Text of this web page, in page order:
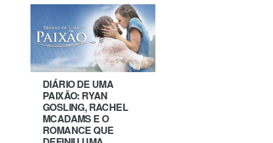
DIÁRIO DE UMA
PAIXÃO: RYAN
GOSLING, RACHEL
MCADAMS E O
ROMANCE QUE